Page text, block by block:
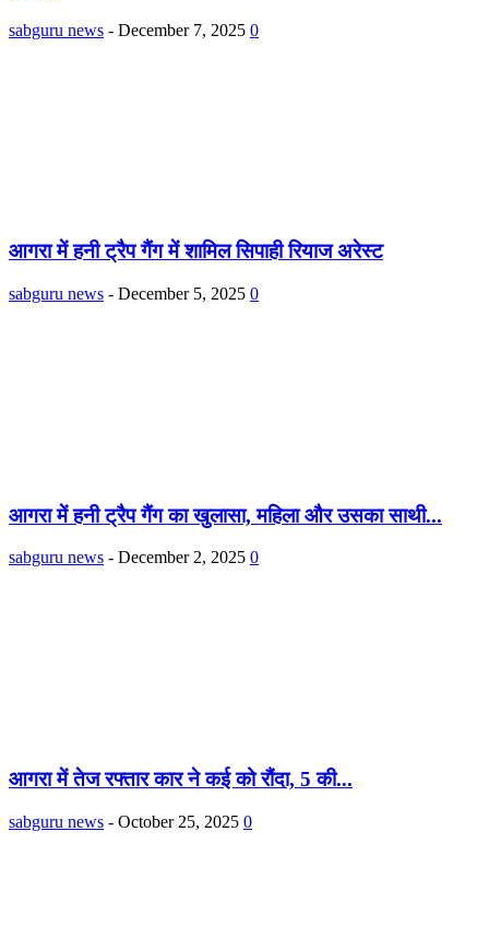
sabguru news - December 7, 2025 0
आगरा में हनी ट्रैप गैंग में शामिल सिपाही रियाज अरेस्ट
sabguru news - December 5, 2025 0
आगरा में हनी ट्रैप गैंग का खुलासा, महिला और उसका साथी...
sabguru news - December 2, 2025 0
आगरा में तेज रफ्तार कार ने कई को रौंदा, 5 की...
sabguru news - October 25, 2025 0